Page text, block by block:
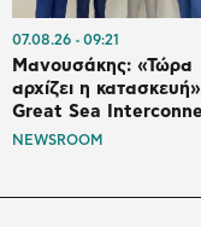
07.08.26 09:21
Μανουσάκης: «Τώρα
αρχίζει η
Great Sea
NEWSROOM